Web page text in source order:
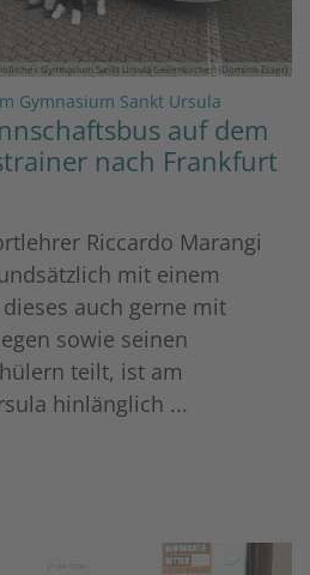
Gymnasium Sankt Ursula Geilenkirchen (Dominik Esser)
Gymnasium Sankt Ursula
auf dem
nach Frankfurt
Riccardo Marangi
mit einem
auch gerne mit
sowie seinen
teilt, ist am
hinlänglich ...